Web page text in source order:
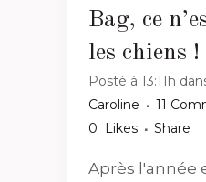
Bag, ce
les chiens !
Posté à 13:11h
Caroline
11
0
Likes Share
Après l'année